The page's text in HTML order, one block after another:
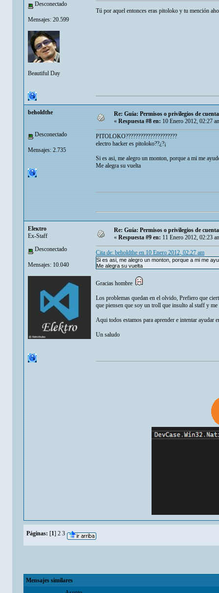
Desconectado
Mensajes: 20.599
Beautiful Day
Tú por aquel entonces eras pitoloko y tu mención
beholdthe
Desconectado
Mensajes: 2.735
Re: Guía: Permisos o privilegios de
«Respuesta #8 en:10 Enero 2012, 02:27
PITOLOKO?????????????????????
electro hacker es pitoloko??¿?¡
Si es asi, me alegro un monton, porque a mi me
Me alegra su vuelta
Eleкtro
Ex-Staff
Desconectado
Mensajes: 10.040
Re: Guía: Permisos o privilegios de
« Respuesta #9 en: 11 Enero 2012, 02:23
Cita de: beholdthe en 10 Enero 2012, 02:27 am
Si es asi, me alegro un monton, porque a mi me
Me alegra su vuelta
Gracias hombre
Los problemas quedan en el olvido, Prefiero que
que piensen que soy un troll que insulto al staff y
Aqui todos estamos para aprender e intentar ayudar
Un saludo
Páginas: [1] 2 3
Mensajes similares